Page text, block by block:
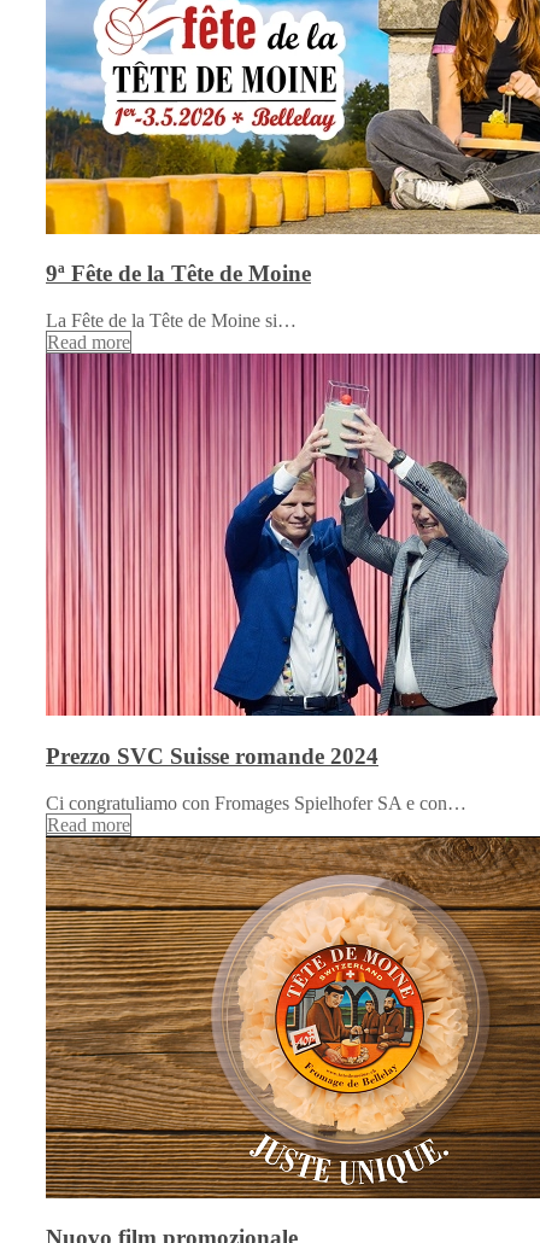
9ª Fête de la Tête de Moine
La Fête de la Tête de Moine si…
Read more
Prezzo SVC Suisse romande 2024
Ci congratuliamo con Fromages Spielhofer SA e con…
Read more
Nuovo film promozionale